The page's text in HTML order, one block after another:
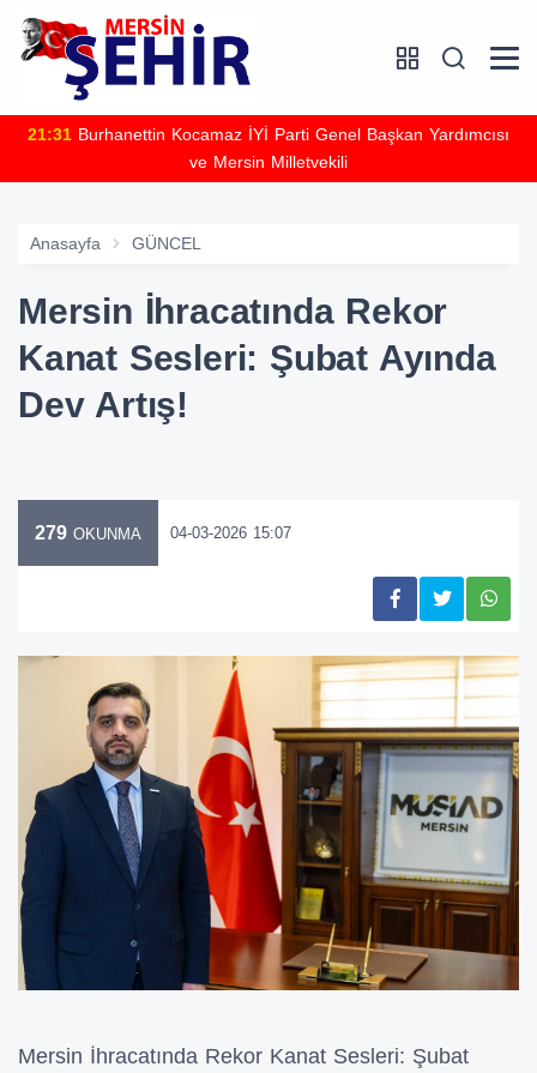
21:31
ve Mersin Milletvekili
Anasayfa GÜNCEL
Mersin İhracatında Rekor
Kanat Sesleri: Şubat Ayında
Dev Artış!
279 OKUNMA 04-03-2026 15:07
Mersin İhracatında Rekor Kanat Sesleri: Şubat